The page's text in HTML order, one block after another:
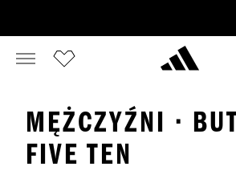
MĘŻCZYŹNI ·
FIVE TEN